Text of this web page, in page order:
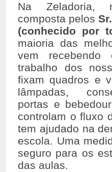
Na Zeladoria,
composta pelos
(conhecido por
maioria das
vem recebendo
trabalho dos
fixam quadros e
lâmpadas,
portas e
controlam o fluxo
tem ajudado na
escola. Uma
seguro para os
das aulas.